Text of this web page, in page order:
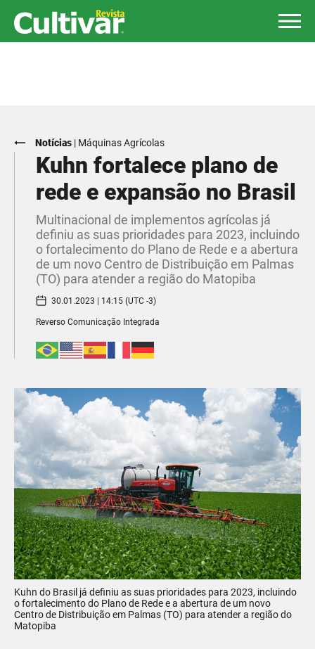
Notícias | Máquinas Agrícolas
Kuhn fortalece plano de
rede e expansão no Brasil
Multinacional de implementos agrícolas já
definiu as suas prioridades para 2023, incluindo
o fortalecimento do Plano de Rede e a abertura
de um novo Centro de Distribuição em Palmas
(TO) para atender a região do Matopiba
30.01.2023 | 14:15 (UTC -3)
Reverso Comunicação Integrada
Kuhn do Brasil já definiu as suas prioridades para 2023, incluindo
o fortalecimento do Plano de Rede e a abertura de um novo
Centro de Distribuição em Palmas (TO) para atender a região do
Matopiba